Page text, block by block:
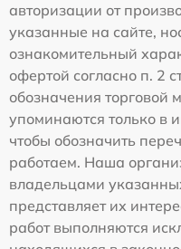
авторизации от
указанные на сайте,
ознакомительный
офертой согласно п. 2
обозначения торговой
упоминаются только
чтобы обозначить
работаем. Наша
владельцами
представляет их
работ выполняются